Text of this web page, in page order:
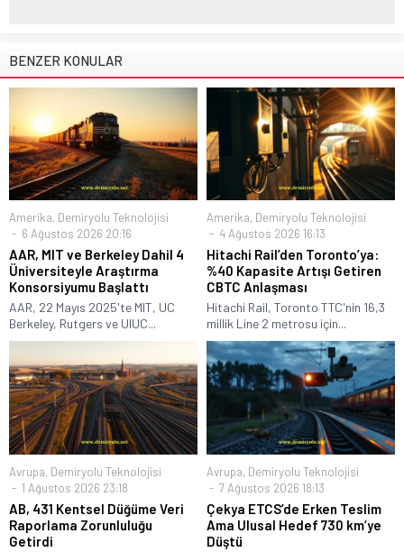
BENZER KONULAR
Amerika, Demiryolu Teknolojisi
6 Ağustos 2026 20:16
AAR, MIT ve Berkeley Dahil 4
Üniversiteyle Araştırma
Konsorsiyumu Başlattı
AAR, 22 Mayıs 2025'te MIT, UC
Berkeley, Rutgers ve UIUC...
Amerika, Demiryolu Teknolojisi
4 Ağustos 2026 16:13
Hitachi Rail’den Toronto’ya:
%40 Kapasite Artışı Getiren
CBTC Anlaşması
Hitachi Rail, Toronto TTC'nin 16,3
millik Line 2 metrosu için...
Avrupa, Demiryolu Teknolojisi
1 Ağustos 2026 23:18
AB, 431 Kentsel Düğüme Veri
Raporlama Zorunluluğu
Getirdi
Avrupa, Demiryolu Teknolojisi
7 Ağustos 2026 18:13
Çekya ETCS’de Erken Teslim
Ama Ulusal Hedef 730 km’ye
Düştü